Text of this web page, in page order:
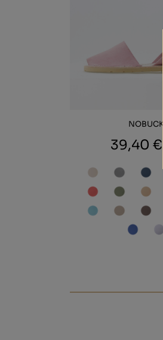
NOBUCK
39,40 €